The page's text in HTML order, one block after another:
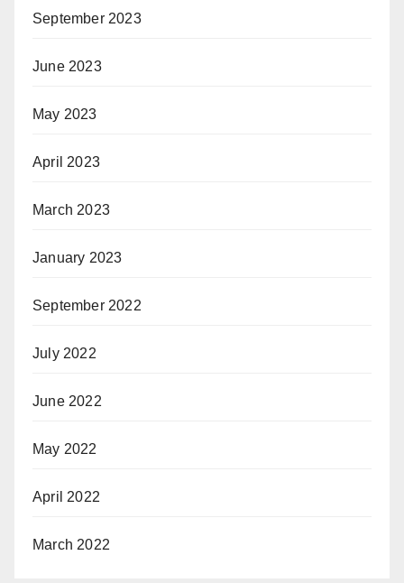
September 2023
June 2023
May 2023
April 2023
March 2023
January 2023
September 2022
July 2022
June 2022
May 2022
April 2022
March 2022